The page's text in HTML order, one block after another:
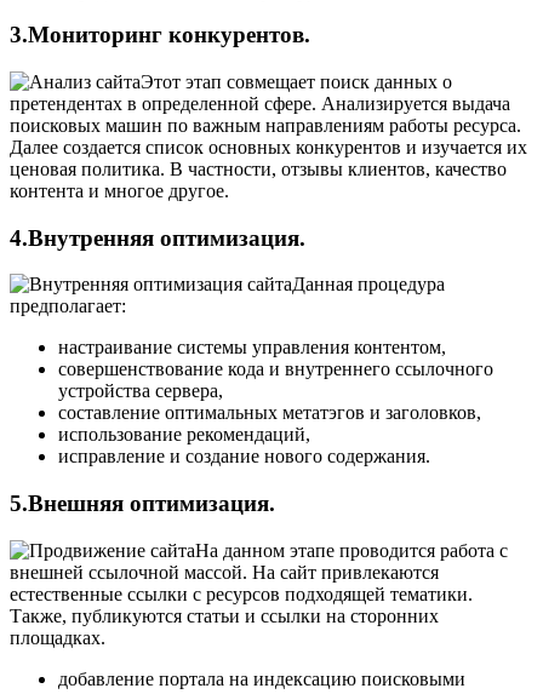
3.Мониторинг конкурентов.
Этот этап совмещает поиск данных о
претендентах в определенной сфере. Анализируется выдача
поисковых машин по важным направлениям работы ресурса.
Далее создается список основных конкурентов и изучается их
ценовая политика. В частности, отзывы клиентов, качество
контента и многое другое.
4.Внутренняя оптимизация.
Данная процедура
предполагает:
настраивание системы управления контентом,
совершенствование кода и внутреннего ссылочного
устройства сервера,
составление оптимальных метатэгов и заголовков,
использование рекомендаций,
исправление и создание нового содержания.
5.Внешняя оптимизация.
На данном этапе проводится работа с
внешней ссылочной массой. На сайт привлекаются
естественные ссылки с ресурсов подходящей тематики.
Также, публикуются статьи и ссылки на сторонних
площадках.
добавление портала на индексацию поисковыми